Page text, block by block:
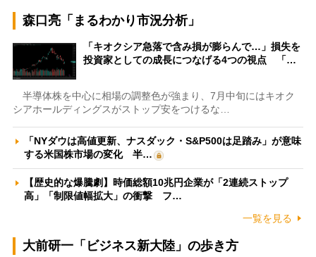
森口亮「まるわかり市況分析」
「キオクシア急落で含み損が膨らんで…」損失を
投資家としての成長につなげる4つの視点 「…
半導体株を中心に相場の調整色が強まり、7月中旬にはキオク
シアホールディングスがストップ安をつけるな…
「NYダウは高値更新、ナスダック・S&P500は足踏み」が意味
する米国株市場の変化 半…
【歴史的な爆騰劇】時価総額10兆円企業が「2連続ストップ
高」「制限値幅拡大」の衝撃 フ…
一覧を見る
大前研一「ビジネス新大陸」の歩き方